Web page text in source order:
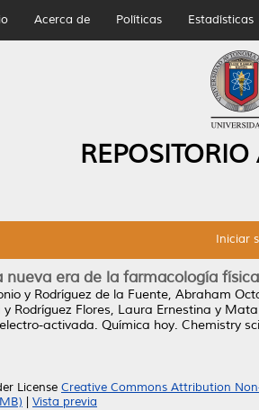
Acerca de Políticas Estadísticas
Iniciar
nueva era de la farmacología
y Rodríguez de la Fuente, Abraham
y Rodríguez Flores, Laura Ernestina y Mata
activada. Química hoy. Chemistry
License Creative Commons Attribution
Vista previa